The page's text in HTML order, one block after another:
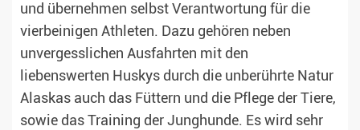
und übernehmen selbst Verantwortung für die
vierbeinigen Athleten. Dazu gehören neben
unvergesslichen Ausfahrten mit den
liebenswerten Huskys durch die unberührte Natur
Alaskas auch das Füttern und die Pflege der Tiere,
sowie das Training der Junghunde. Es wird sehr